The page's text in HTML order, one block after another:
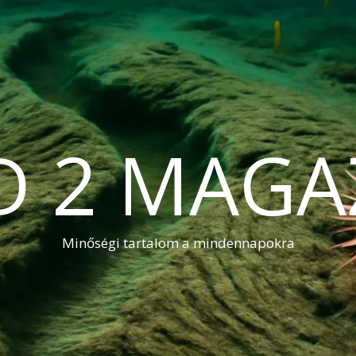
2
Minőségi tartalom a mindennapokra